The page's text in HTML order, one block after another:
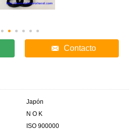
Contacto
Japón
N O K
ISO 900000